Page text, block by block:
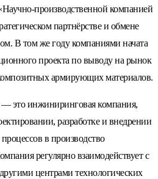
производственной компанией
партнёрстве и обмене
В том же году компаниями начата
проекта по выводу на рынок
армирующих материалов.
инжиниринговая компания,
разработке и внедрении
в производство
регулярно взаимодействует с
центрами технологических